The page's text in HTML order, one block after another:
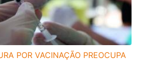
POR VACINAÇÃO PREOCUPA